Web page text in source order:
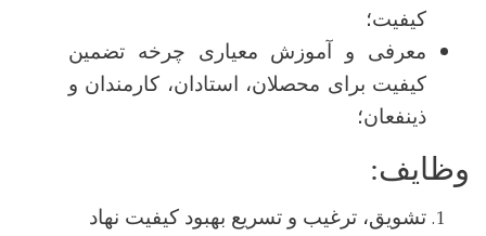
کیفیت؛
معرفی و آموزش معیاری چرخه تضمین
کیفیت برای محصلان، استادان، کارمندان و
ذینفعان؛
وظایف:
تشویق، ترغیب و تسریع بهبود کیفیت نهاد